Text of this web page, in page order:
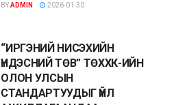
BYADMIN 2026-01-30
“ИРГЭНИЙ НИСЭХИЙН
ҮНДЭСНИЙ ТӨВ” ТӨХХК-ИЙН
ОЛОН УЛСЫН
СТАНДАРТУУДЫГ ҮЙЛ